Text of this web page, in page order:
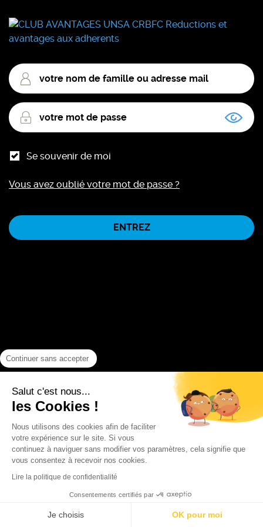
Continuer sans accepter
Salut c'est nous...
les Cookies !
Nous utilisons des cookies afin de faciliter
votre expérience sur le site. Si vous
continuez à naviguer sans modifier vos paramètres, cela signifie que
vous consentez à recevoir nos cookies.
Lire la politique de confidentialité
Consentements certifiés par
Je choisis OK pour moi
votre
nom
famille
ou
mail
votre
mot
passeSe souvenir de moi
Vous avez oublié votre mot de passe ?
ENTREZ
PAS ENCORE DE COMPTE ?
INSCRIVEZ-VOUS